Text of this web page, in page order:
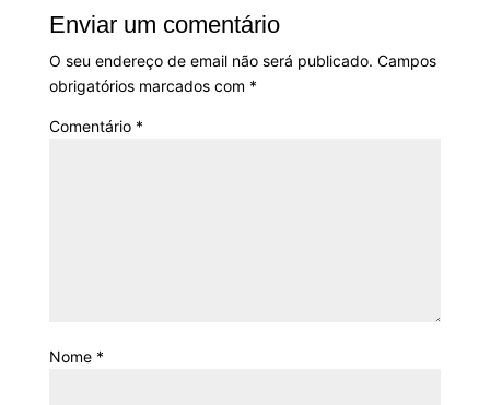
Enviar um comentário
O seu endereço de email não será publicado. Campos
obrigatórios marcados com *
Comentário *
Nome *